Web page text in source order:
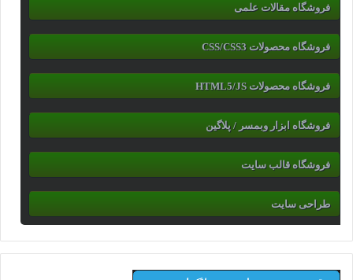
فروشگاه مقالات علمی
فروشگاه محصولات CSS/CSS3
فروشگاه محصولات HTML5/JS
فروشگاه ابزار وبمسر / پلاگین
فروشگاه قالب سایت
طراحی سایت